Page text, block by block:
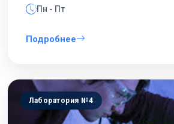
Пн - Пт
Подробнее
Лаборатория №4